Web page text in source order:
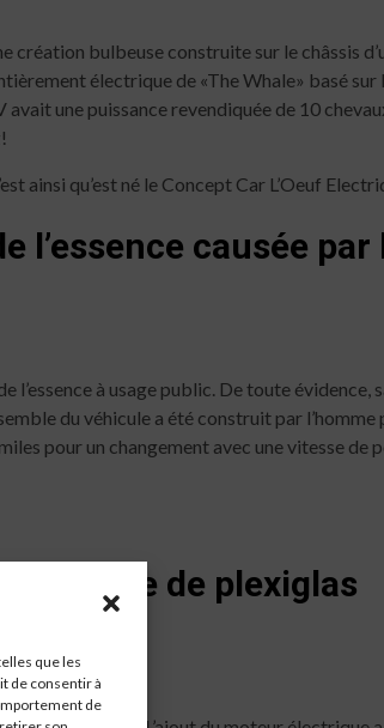
que les
de consentir à
de
création bulbeuse construite sur le châssis
électrique de «The Whale» basé sur
une puissance revendiquée de 10
ainsi qu’est né le Concept Car L’Oeuf
l’essence causée par
à usage public. De toute évidence,
du véhicule a été construit par l’homme
pour un changement avec une vitesse de
bulle de plexiglas